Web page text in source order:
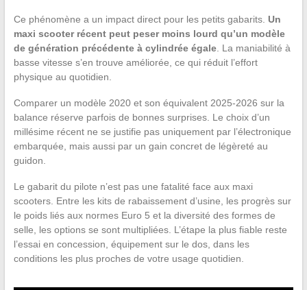
Ce phénomène a un impact direct pour les petits gabarits. Un
maxi scooter récent peut peser moins lourd qu’un modèle
de génération précédente à cylindrée égale. La maniabilité à
basse vitesse s’en trouve améliorée, ce qui réduit l’effort
physique au quotidien.
Comparer un modèle 2020 et son équivalent 2025-2026 sur la
balance réserve parfois de bonnes surprises. Le choix d’un
millésime récent ne se justifie pas uniquement par l’électronique
embarquée, mais aussi par un gain concret de légèreté au
guidon.
Le gabarit du pilote n’est pas une fatalité face aux maxi
scooters. Entre les kits de rabaissement d’usine, les progrès sur
le poids liés aux normes Euro 5 et la diversité des formes de
selle, les options se sont multipliées. L’étape la plus fiable reste
l’essai en concession, équipement sur le dos, dans les
conditions les plus proches de votre usage quotidien.